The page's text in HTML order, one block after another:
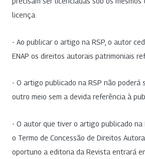
licença.
- Ao publicar o artigo na RSP, o autor
ENAP os direitos autorais patrimoniais
- O artigo publicado na RSP não poderá
outro meio sem a devida referência à
- O autor que tiver o artigo publicado na
o Termo de Concessão de Direitos
oportuno a editoria da Revista entrará